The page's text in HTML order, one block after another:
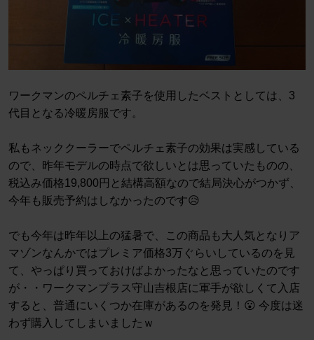
ワークマンのペルチェ素子を使用したベストとしては、3
代目となる冷暖房服です。
私もネッククーラーでペルチェ素子の効果は実感している
ので、昨年モデルの時点で欲しいとは思っていたものの、
税込み価格19,800円と結構高額なので結局決心がつかず、
今年も販売予約はしなかったのです😥
でも今年は昨年以上の猛暑で、この商品も大人気となりア
マゾンなんかではプレミア価格3万ぐらいしているのを見
て、やっぱり買っておけばよかったなと思っていたのです
が・・ワークマンプラス守山吉根店に軍手が欲しくて入店
すると、普通にいくつか在庫があるのを発見！😮 今度は迷
わず購入してしまいましたｗ